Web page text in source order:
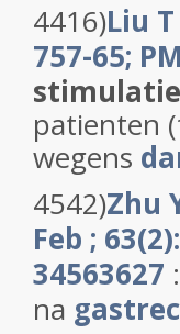
4416)Liu
757-65;
stimulatie
patienten
wegens
4542)Zhu
Feb ;
34563627 :
na